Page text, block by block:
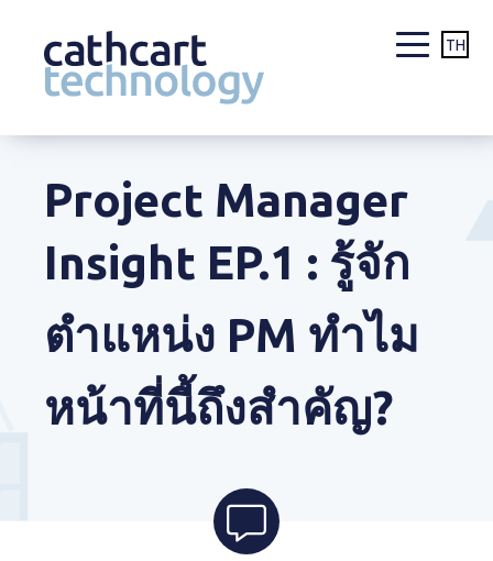
content
TH
Project Manager
Insight EP.1 : รู้จัก
ตำแหน่ง PM ทำไม
หน้าที่นี้ถึงสำคัญ?